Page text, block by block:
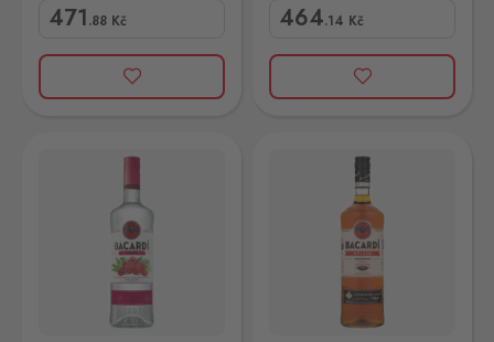
471.88 Kč
464.14 Kč